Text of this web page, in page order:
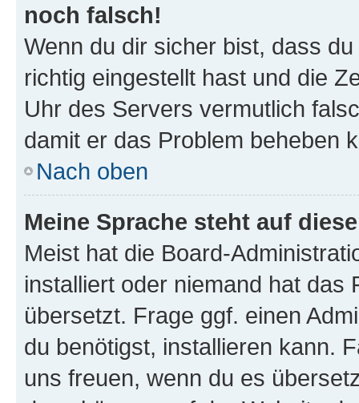
noch falsch!
Wenn du dir sicher bist, dass
richtig eingestellt hast und die
Uhr des Servers vermutlich
damit er das Problem beheben
Nach oben
Meine Sprache steht auf
Meist hat die Board-
installiert oder niemand hat das
übersetzt. Frage ggf. einen
du benötigst, installieren kann.
uns freuen, wenn du es